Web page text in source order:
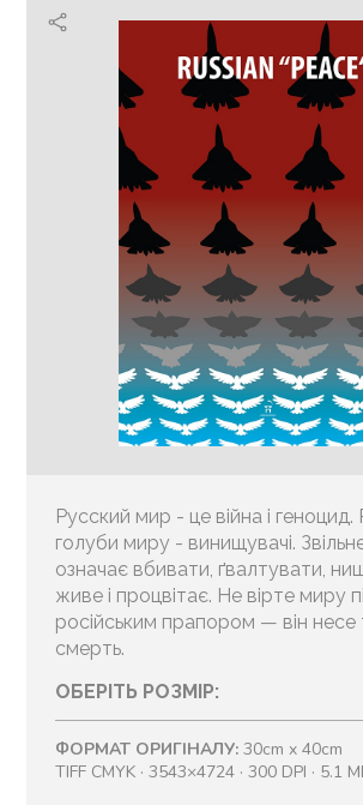
Русский мир - це війна і геноцид.
голуби миру - винищувачі.
означає вбивати, ґвалтувати,
живе і процвітає. Не вірте миру
російським прапором — він несе
смерть.
ОБЕРІТЬ РОЗМІР:
ФОРМАТ ОРИГІНАЛУ: 30cm x 40cm
TIFF CMYK · 3543×4724 · 300 DPI · 5.1